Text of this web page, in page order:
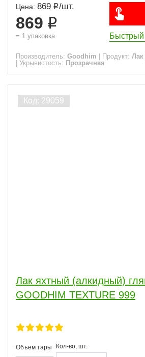
Цена: 869 /шт.
869
= 1 упаковка Быстрый
Производитель: Goodhim Продукт: Лак
Укрывистость: Прозрачная
Лак яхтный (алкидный)
GOODHIM TEXTURE 999
Объем тары Кол-во, шт.